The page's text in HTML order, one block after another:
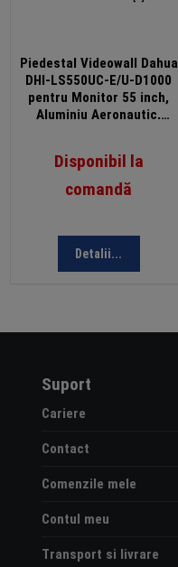
Piedestal Videowall Dahua
DHI-LS550UC-E/U-D1000
pentru Monitor 55 inch,
Aluminiu Aeronautic,
Disponibil la
comandă
Detalii...
Suport
Cariere
Contact
Comenzile mele
Contul meu
Transport si livrare